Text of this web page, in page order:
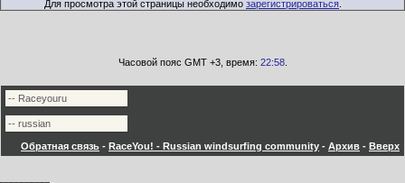
Для просмотра этой страницы необходимо зарегистрироваться
Часовой пояс GMT +3, время: 22:58.
Обратная связь - RaceYou! - Russian windsurfing community - Архив - Вверх